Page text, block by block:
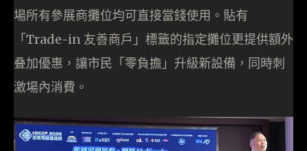
場所有參展商攤位均可直接當錢使用。貼有
「Trade-in 友善商戶」標籤的指定攤位更提供額外
叠加優惠，讓市民「零負擔」升級新設備，同時刺
激場內消費。